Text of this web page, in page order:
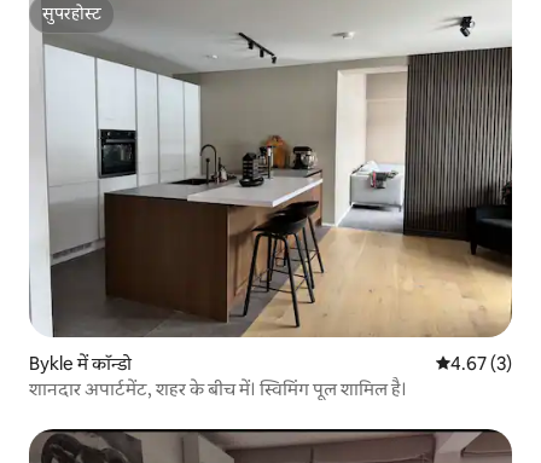
सुपरहोस्ट
सुपरहोस्ट
Bykle में कॉन्डो औसत रेटिंग 5 में
4.67 (3)
शानदार अपार्टमेंट, शहर के बीच में। स्विमिंग पूल शामिल है।